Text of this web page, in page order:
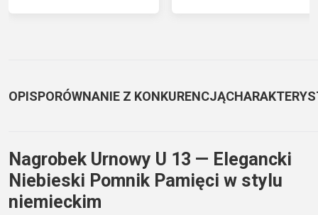
OPISPORÓWNANIE Z KONKURENCJĄ
Nagrobek Urnowy U 13 — Elegancki
Niebieski Pomnik Pamięci w stylu
niemieckim